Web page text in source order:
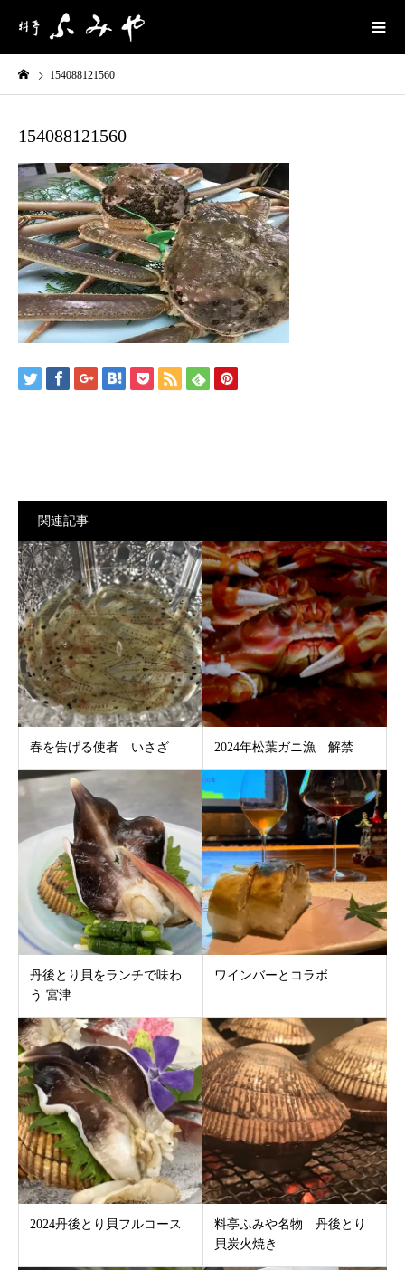
154088121560
154088121560
関連記事
春を告げる使者 いさざ 2024年松葉ガニ漁 解禁
丹後とり貝をランチで味わ
う 宮津
ワインバーとコラボ
2024丹後とり貝フルコース
料亭ふみや名物 丹後とり
貝炭火焼き